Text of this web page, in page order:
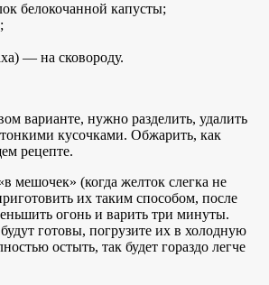
белокочанной капусты;
— на сковороду.
варианте, нужно разделить, удалить
тонкими кусочками. Обжарить, как
рецепте.
мешочек» (когда желток слегка не
их таким способом, после
огонь и варить три минуты.
готовы, погрузите их в холодную
остыть, так будет гораздо легче